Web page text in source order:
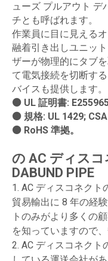
ューズ プルアウト デ
チとも呼ばれます。
作業員に目に見える
融着引き出しユニッ
ザーが物理的にタブ
て電気接続を切断す
バイスも提供します。
⚫ UL 証明書:
⚫ 規格: UL 1429;
⚫ RoHS 準拠。
の AC ディス
DABUND PIPE
1. AC ディスコネクト
貿易輸出に 8 年の経
トのみがより多くの
を知っていますので
2. AC ディスコネクト